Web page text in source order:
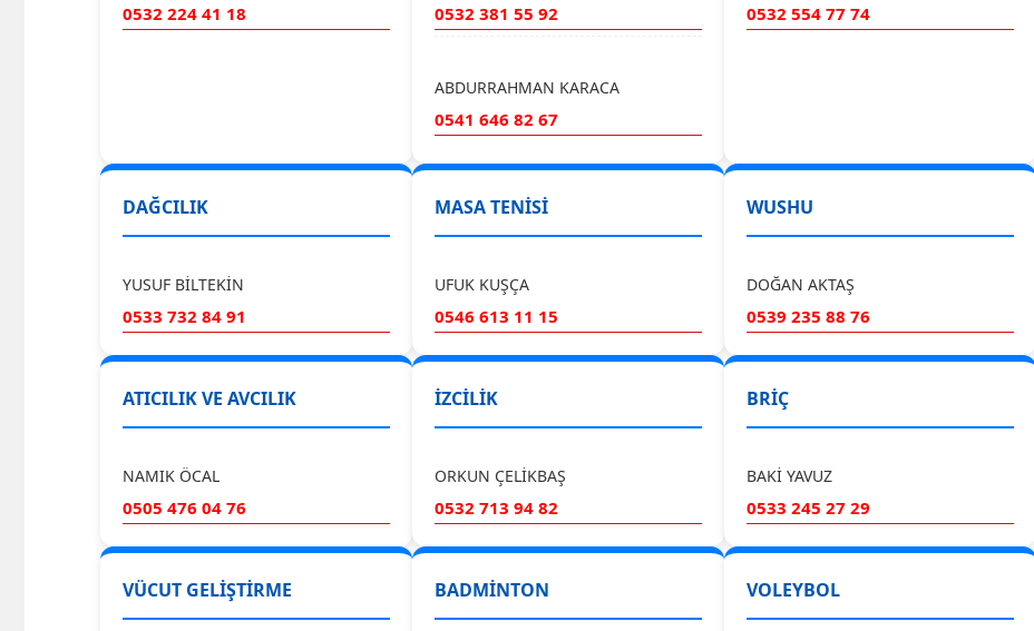
0532 224 41 18 0532 381 55 92
ABDURRAHMAN KARACA
0541 646 82 67
0532 554 77 74
DAĞCILIK
YUSUF BİLTEKİN
0533 732 84 91
MASA TENİSİ
UFUK KUŞÇA
0546 613 11 15
WUSHU
DOĞAN AKTAŞ
0539 235 88 76
ATICILIK VE AVCILIK
NAMIK ÖCAL
0505 476 04 76
İZCİLİK
ORKUN ÇELİKBAŞ
0532 713 94 82
BRİÇ
BAKİ YAVUZ
0533 245 27 29
VÜCUT GELİŞTİRME BADMİNTON VOLEYBOL